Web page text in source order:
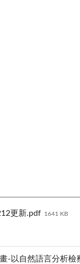
更新.pdf 1641 KB
-以自然語言分析檢